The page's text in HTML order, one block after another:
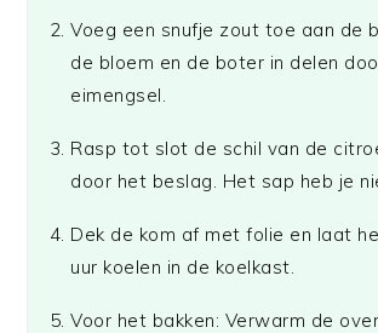
Voeg een snufje zout toe aan de
de bloem en de boter in delen
eimengsel.
Rasp tot slot de schil van de
door het beslag. Het sap heb je
Dek de kom af met folie en laat
uur koelen in de koelkast.
Voor het bakken: Verwarm de